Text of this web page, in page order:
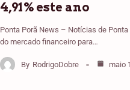
4,91% este ano
Ponta Porã News – Notícias de
do mercado financeiro para…
By RodrigoDobre maio